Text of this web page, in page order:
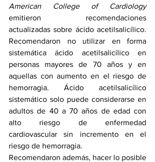
American College of Cardiology
emitieron recomendaciones
actualizadas sobre ácido acetilsalicílico.
Recomendaron no utilizar en forma
sistemática ácido acetilsalicílico en
personas mayores de 70 años y en
aquellas con aumento en el riesgo de
hemorragia. Ácido acetilsalicílico
sistemático solo puede considerarse en
adultos de 40 a 70 años de edad con
alto riesgo de enfermedad
cardiovascular sin incremento en el
riesgo de hemorragia.
Recomendaron además, hacer lo posible